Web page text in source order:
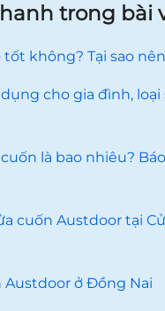
trong bài
không? Tại sao
cho gia đình,
là bao nhiêu?
cuốn Austdoor tại
Austdoor ở Đồng Nai